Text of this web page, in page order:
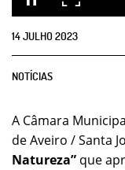
14JULHO2023
NOTÍCIAS
A Câmara
de Aveiro / Santa
Natureza” que